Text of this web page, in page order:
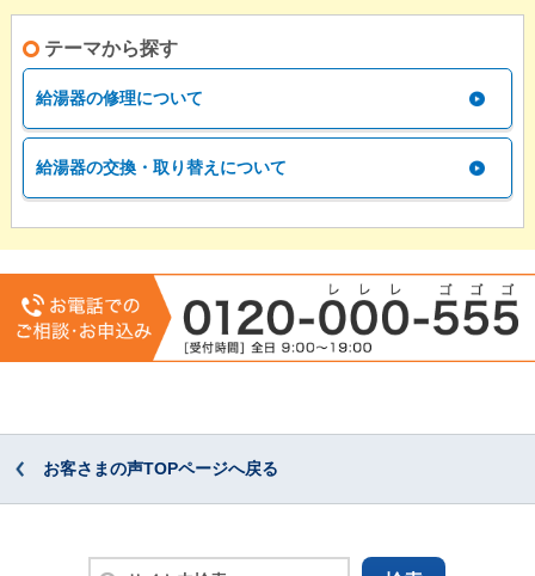
テーマから探す
給湯器の修理について
給湯器の交換・取り替えについて
お客さまの声TOPページへ戻る